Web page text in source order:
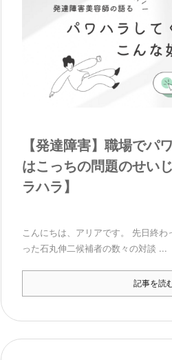
【発達障害】職場でパ
はこっちの問題のせい
ラハラ】
こんにちは、アリアです。 先日終
った石丸伸二候補者の数々の対談 ...
記事を読